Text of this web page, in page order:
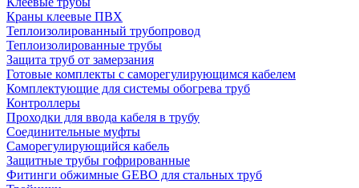
Краны клеевые ПВХ
Теплоизолированный трубопровод
Теплоизолированные трубы
Защита труб от замерзания
Готовые комплекты с саморегулирующимся кабелем
Комплектующие для системы обогрева труб
Контроллеры
Проходки для ввода кабеля в трубу
Соединительные муфты
Саморегулирующийся кабель
Защитные трубы гофрированные
Фитинги обжимные GEBO для стальных труб